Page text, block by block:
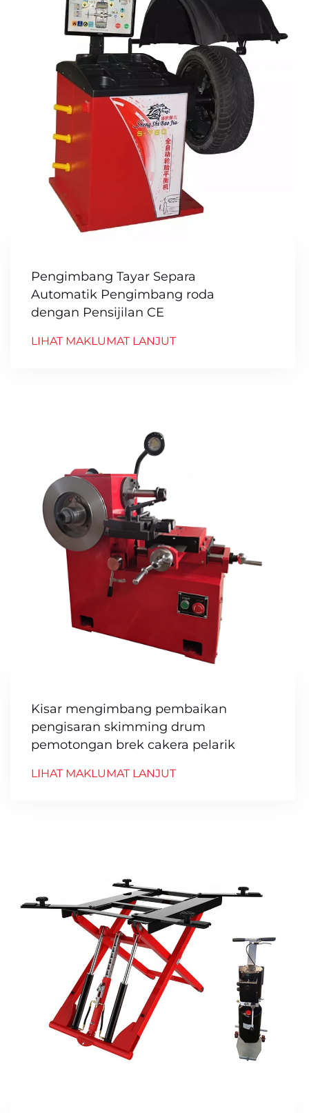
Pengimbang Tayar Separa
Automatik Pengimbang roda
dengan Pensijilan CE
LIHAT MAKLUMAT LANJUT
Kisar mengimbang pembaikan
pengisaran skimming drum
pemotongan brek cakera pelarik
LIHAT MAKLUMAT LANJUT